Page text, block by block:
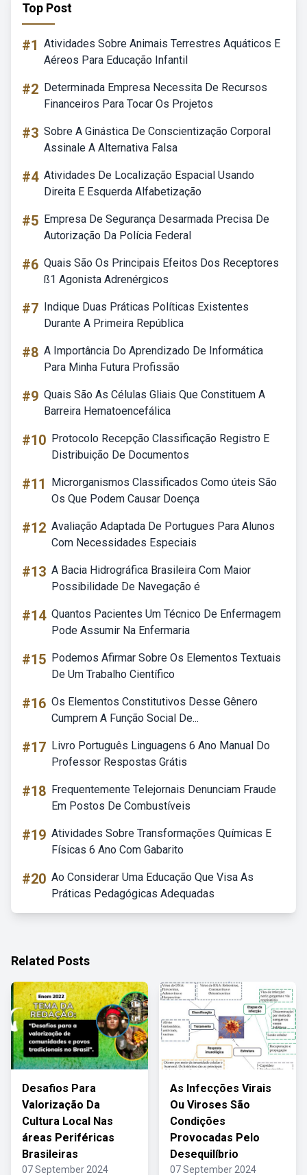
Top Post
#1 Atividades Sobre Animais Terrestres Aquáticos E
Aéreos Para Educação Infantil
#2 Determinada Empresa Necessita De Recursos
Financeiros Para Tocar Os Projetos
#3 Sobre A Ginástica De Conscientização Corporal
Assinale A Alternativa Falsa
#4 Atividades De Localização Espacial Usando
Direita E Esquerda Alfabetização
#5 Empresa De Segurança Desarmada Precisa De
Autorização Da Polícia Federal
#6 Quais São Os Principais Efeitos Dos Receptores
ß1 Agonista Adrenérgicos
#7 Indique Duas Práticas Políticas Existentes
Durante A Primeira República
#8 A Importância Do Aprendizado De Informática
Para Minha Futura Profissão
#9 Quais São As Células Gliais Que Constituem A
Barreira Hematoencefálica
#10 Protocolo Recepção Classificação Registro E
Distribuição De Documentos
#11
Microrganismos Classificados Como úteis São
Os Que Podem Causar Doença
#12 Avaliação Adaptada De Portugues Para Alunos
Com Necessidades Especiais
#13 A Bacia Hidrográfica Brasileira Com Maior
Possibilidade De Navegação é
#14 Quantos Pacientes Um Técnico De Enfermagem
Pode Assumir Na Enfermaria
#15 Podemos Afirmar Sobre Os Elementos Textuais
De Um Trabalho Científico
#16 Os Elementos Constitutivos Desse Gênero
Cumprem A Função Social De...
#17 Livro Português Linguagens 6 Ano Manual Do
Professor Respostas Grátis
#18 Frequentemente Telejornais Denunciam Fraude
Em Postos De Combustíveis
#19 Atividades Sobre Transformações Químicas E
Físicas 6 Ano Com Gabarito
#20 Ao Considerar Uma Educação Que Visa As
Práticas Pedagógicas Adequadas
Related Posts
Desafios Para
Valorização Da
Cultura Local Nas
áreas Periféricas
Brasileiras
07 September 2024
As Infecções Virais
Ou Viroses São
Condições
Provocadas Pelo
Desequilíbrio
07 September 2024